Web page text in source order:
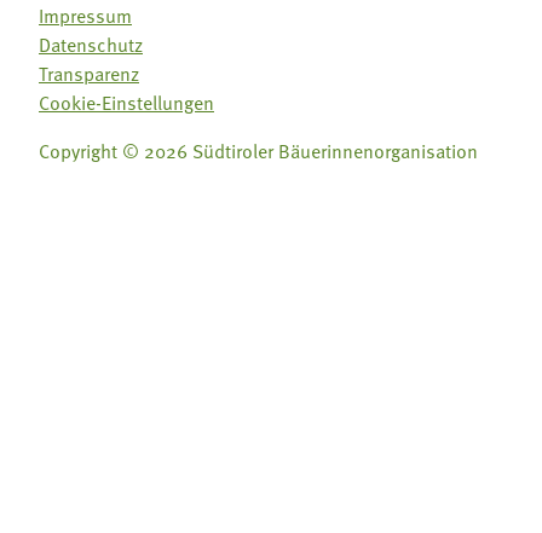
Impressum
Datenschutz
Transparenz
Cookie-Einstellungen
Copyright © 2026 Südtiroler Bäuerinnenorganisation